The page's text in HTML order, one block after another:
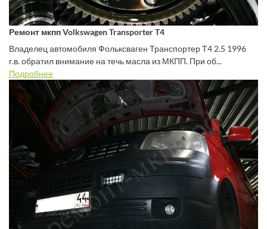
Ремонт мкпп Volkswagen Transporter T4
Владелец автомобиля Фольксваген Транспортер Т4 2.5 1996
г.в. обратил внимание на течь масла из МКПП. При об...
Подробнее